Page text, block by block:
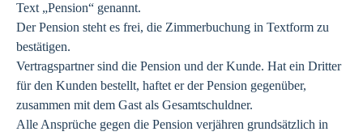
Text „Pension“ genannt.
Der Pension steht es frei, die Zimmerbuchung in Textform zu
bestätigen.
Vertragspartner sind die Pension und der Kunde. Hat ein Dritter
für den Kunden bestellt, haftet er der Pension gegenüber,
zusammen mit dem Gast als Gesamtschuldner.
Alle Ansprüche gegen die Pension verjähren grundsätzlich in